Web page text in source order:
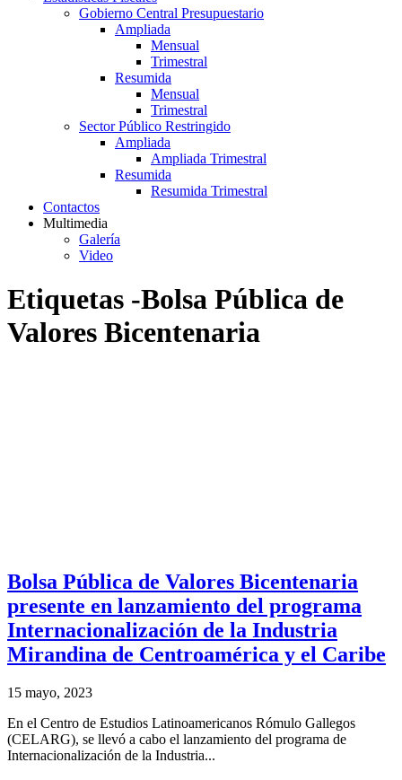
Gobierno Central Presupuestario
Ampliada
Mensual
Trimestral
Resumida
Mensual
Trimestral
Sector Público Restringido
Ampliada
Ampliada Trimestral
Resumida
Resumida Trimestral
Contactos
Multimedia
Galería
Video
Etiquetas -Bolsa Pública de
Valores Bicentenaria
Bolsa Pública de Valores Bicentenaria
presente en lanzamiento del programa
Internacionalización de la Industria
Mirandina de Centroamérica y el Caribe
15 mayo, 2023
En el Centro de Estudios Latinoamericanos Rómulo Gallegos
(CELARG), se llevó a cabo el lanzamiento del programa de
Internacionalización de la Industria...